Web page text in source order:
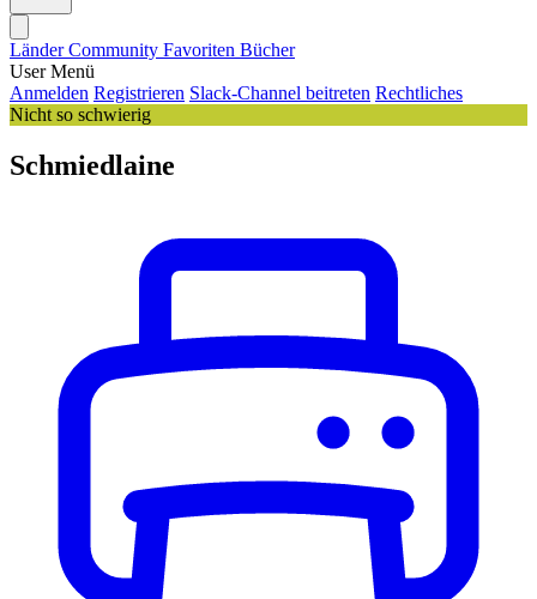
LänderCommunity Favoriten Bücher
User Menü
Anmelden Registrieren Slack-Channel beitreten Rechtliches
Nicht so schwierig
Schmiedlaine